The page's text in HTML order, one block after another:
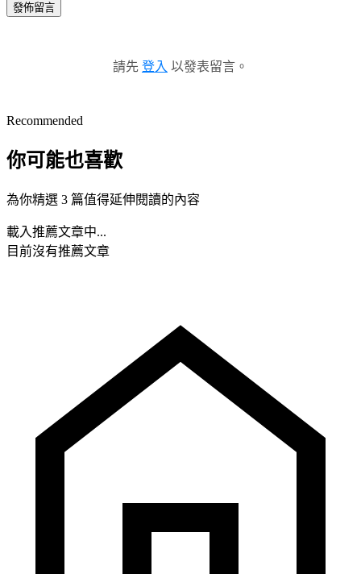
發佈留言
請先 登入 以發表留言。
Recommended
你可能也喜歡
為你精選 3 篇值得延伸閱讀的內容
載入推薦文章中...
目前沒有推薦文章